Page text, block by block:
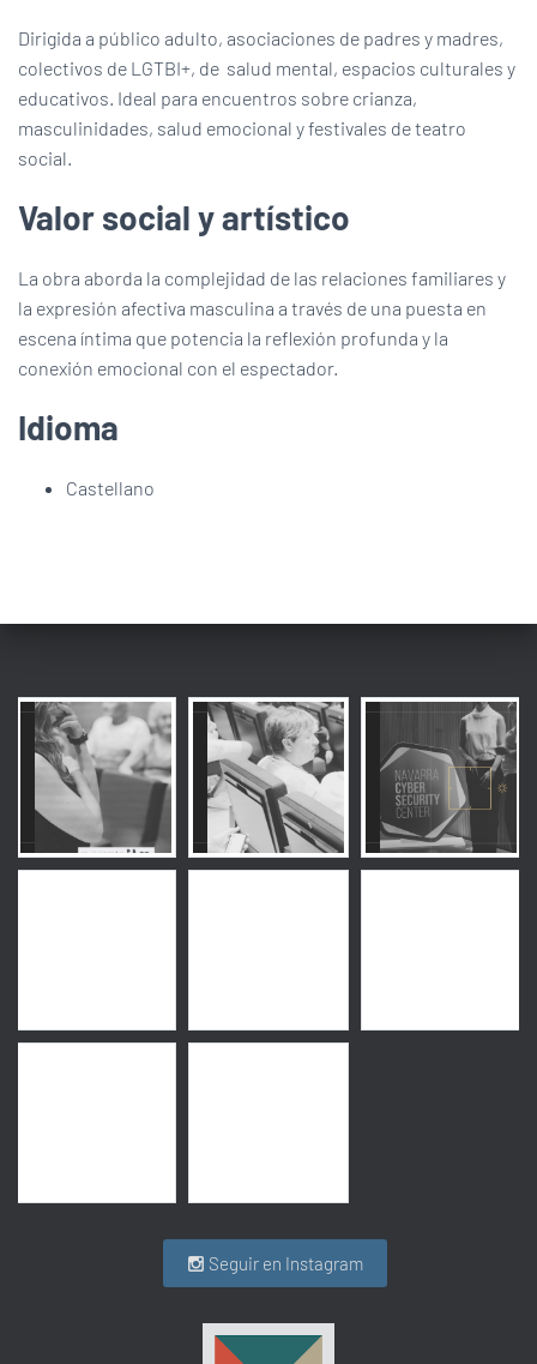
Dirigida a público adulto, asociaciones de padres y madres,
colectivos de LGTBI+, de salud mental, espacios culturales y
educativos. Ideal para encuentros sobre crianza,
masculinidades, salud emocional y festivales de teatro
social.
Valor social y artístico
La obra aborda la complejidad de las relaciones familiares y
la expresión afectiva masculina a través de una puesta en
escena íntima que potencia la reflexión profunda y la
conexión emocional con el espectador.
Idioma
Castellano
Seguir en Instagram